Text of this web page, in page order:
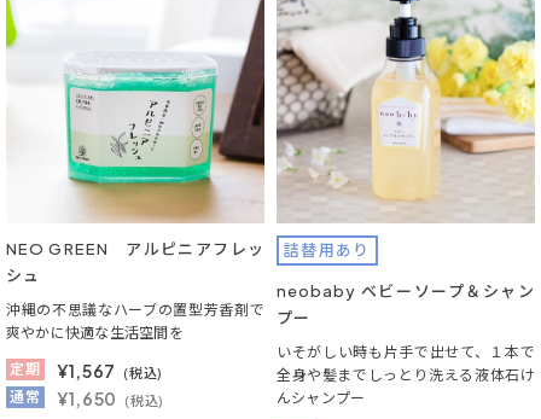
NEO GREEN アルピニアフレッ
シュ
沖縄の不思議なハーブの置型芳香剤で
爽やかに快適な生活空間を
定期
¥1,567 (税込)
通常 ¥1,650 (税込)
詰替用あり
neobaby ベビーソープ＆シャン
プー
いそがしい時も片手で出せて、１本で
全身や髪までしっとり洗える液体石け
んシャンプー